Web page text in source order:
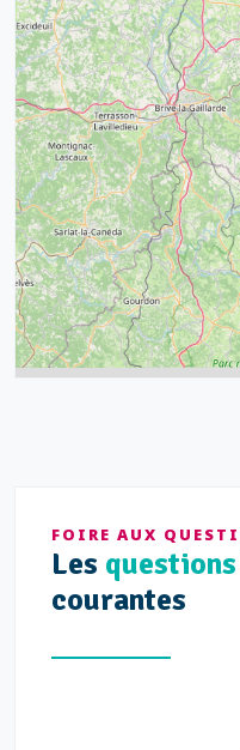
14
32
52
43
FOIRE AUX
Les questions
courantes